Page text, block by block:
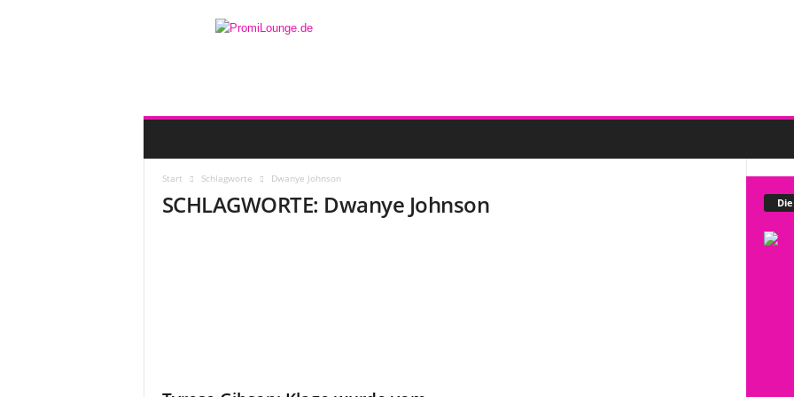
Start Schlagworte Dwanye Johnson
SCHLAGWORTE: Dwanye Johnson